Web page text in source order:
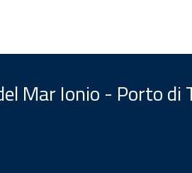
Mar Ionio - Porto di